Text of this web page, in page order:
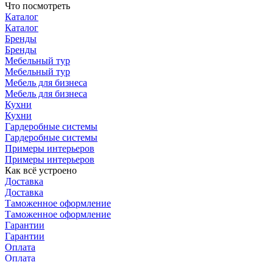
Что посмотреть
Каталог
Каталог
Бренды
Бренды
Мебельный тур
Мебельный тур
Мебель для бизнеса
Мебель для бизнеса
Кухни
Кухни
Гардеробные системы
Гардеробные системы
Примеры интерьеров
Примеры интерьеров
Как всё устроено
Доставка
Доставка
Таможенное оформление
Таможенное оформление
Гарантии
Гарантии
Оплата
Оплата